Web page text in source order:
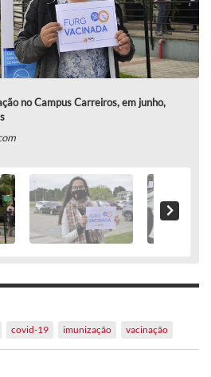
no Campus Carreiros, em junho,
covid-19 imunização vacinação